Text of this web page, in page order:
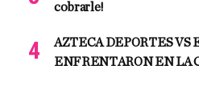
cobrarle!
AZTECA DEPORTES VS
ENFRENTARON EN LA